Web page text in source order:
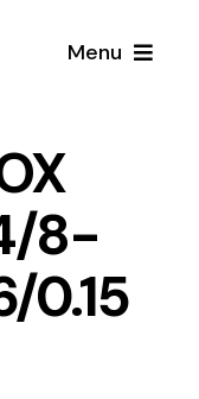
Menu
8-
0.15